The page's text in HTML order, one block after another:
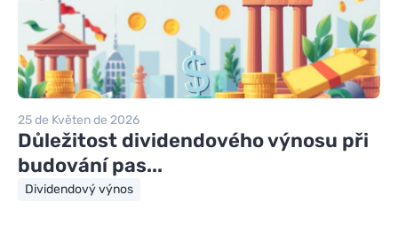
25 de Květen de 2026
Důležitost dividendového výnosu při
budování pas...
Dividendový výnos